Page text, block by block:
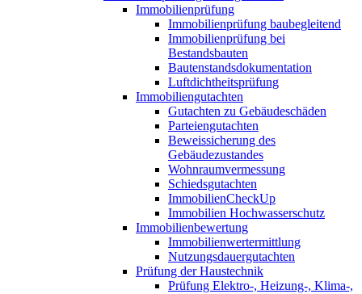
Immobilienprüfung
Immobilienprüfung baubegleitend
Immobilienprüfung bei
Bestandsbauten
Bautenstandsdokumentation
Luftdichtheitsprüfung
Immobiliengutachten
Gutachten zu Gebäudeschäden
Parteiengutachten
Beweissicherung des
Gebäudezustandes
Wohnraumvermessung
Schiedsgutachten
ImmobilienCheckUp
Immobilien Hochwasserschutz
Immobilienbewertung
Immobilienwertermittlung
Nutzungsdauergutachten
Prüfung der Haustechnik
Prüfung Elektro-, Heizung-, Klima-,